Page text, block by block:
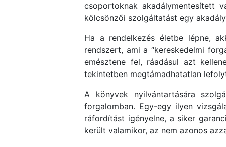
csoportoknak akadálymentesített
kölcsönzői szolgáltatást egy
Ha a rendelkezés életbe lépne,
rendszert, ami a “kereskedelmi
emésztene fel, ráadásul azt
tekintetben megtámadhatatlan
A könyvek nyilvántartására
forgalomban. Egy-egy ilyen
ráfordítást igényelne, a siker
került valamikor, az nem azonos